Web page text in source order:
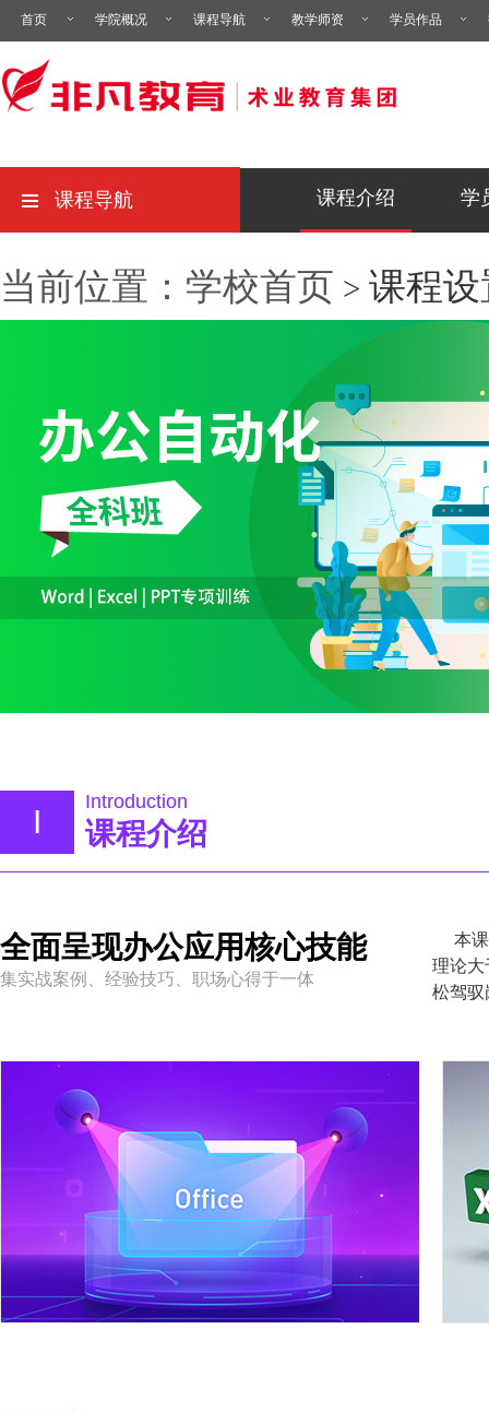
首页 学院概况 课程导航 教学师资 学员作品
课程介绍 学
课程导航
当前位置：学校首页 > 课程设
I
Introduction
课程介绍
全面呈现办公应用核心技能
集实战案例、经验技巧、职场心得于一体
本
理论大
松驾驭